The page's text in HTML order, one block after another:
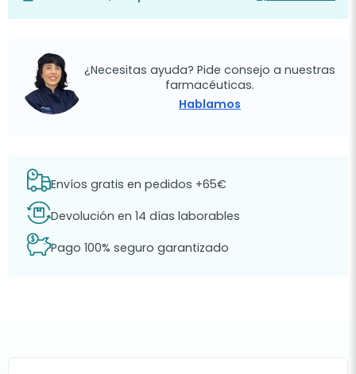
¿Necesitas ayuda? Pide consejo a nuestras
farmacéuticas.
Hablamos
Envíos gratis en pedidos +65€
Devolución en 14 días laborables
Pago 100% seguro garantizado